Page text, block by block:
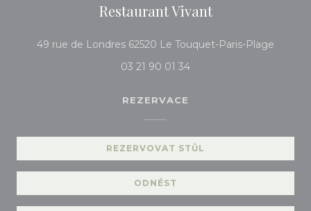
Restaurant Vivant
49 rue de Londres 62520 Le Touquet-Paris-Plage
03 21 90 01 34
REZERVACE
REZERVOVAT STŮL
ODNÉST